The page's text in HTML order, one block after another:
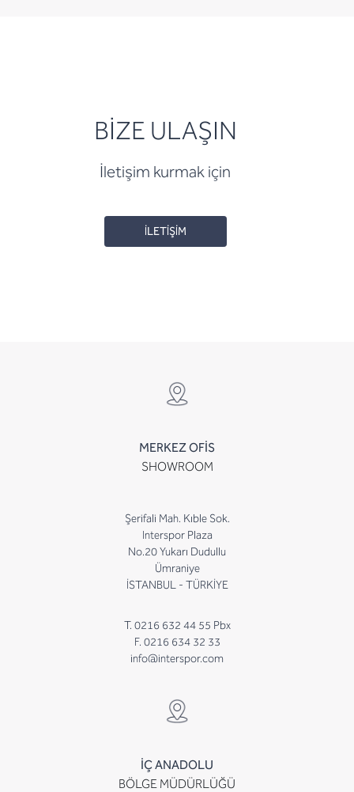
BİZE ULAŞIN
İletişim kurmak için
İLETİŞİM
MERKEZ OFİS
SHOWROOM
Şerifali Mah. Kıble Sok.
Interspor Plaza
No.20 Yukarı Dudullu
Ümraniye
İSTANBUL - TÜRKİYE
T. 0216 632 44 55 Pbx
F. 0216 634 32 33
info@interspor.com
İÇ ANADOLU
BÖLGE MÜDÜRLÜĞÜ